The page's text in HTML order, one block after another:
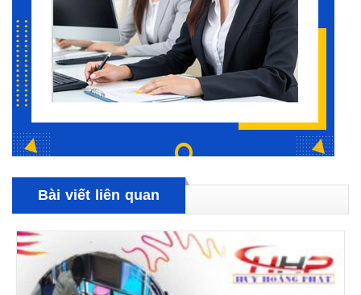
Bài viết liên quan